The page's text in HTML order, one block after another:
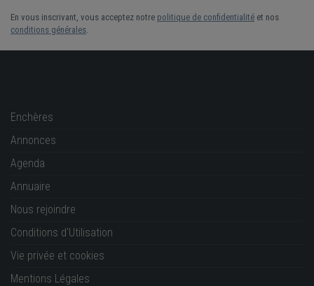
En vous inscrivant, vous acceptez notre politique de confidentialité et nos
conditions générales
Enchères
Annonces
Agenda
Annuaire
Nous rejoindre
Conditions d'Utilisation
Vie privée et cookies
Mentions Légales